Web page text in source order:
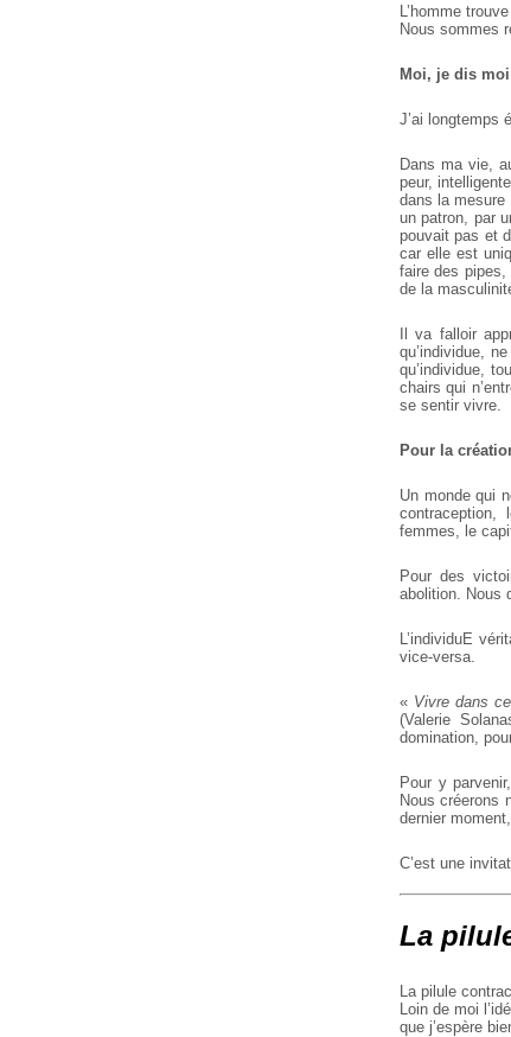
L’homme
Nous sommes
Moi, je dis moi
J’ai longtemps
Dans ma vie,
peur,
dans la
un patron, par
pouvait pas et
car elle est
faire des pipes,
de la
Il va falloir
qu’individue,
qu’individue,
chairs qui
se sentir vivre.
Pour la
Un monde qui
femmes, le
Pour des
abolition. Nous
L’individuE
vice-versa.
« Vivre dans
(Valerie
domination,
Pour y
Nous créerons
dernier
C’est une
La
La pilule
Loin de moi
que j’espère